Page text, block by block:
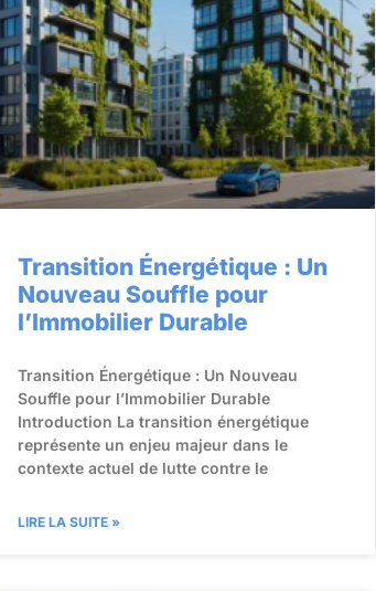
Transition Énergétique : Un
Nouveau Souffle pour
l’Immobilier Durable
Transition Énergétique : Un Nouveau
Souffle pour l’Immobilier Durable
Introduction La transition énergétique
représente un enjeu majeur dans le
contexte actuel de lutte contre le
LIRE LA SUITE »